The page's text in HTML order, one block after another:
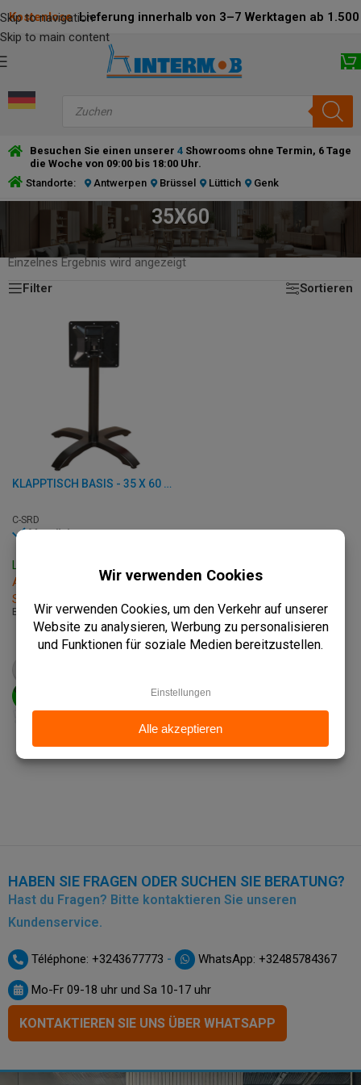
Skip to navigation
Skip to main content
Kostenlose Lieferung innerhalb von 3–7 Werktagen ab
Besuchen Sie einen unserer 4 Showrooms ohne Termin, 6 Tage
die Woche von 09:00 bis 18:00 Uhr.
Standorte:
Antwerpen Brüssel Lüttich Genk
35X60
STARTSEITE /PRODUCT ABMESSUNGEN BODENPLATTE (CM) / 35X60
Einzelnes Ergebnis wird angezeigt
Filter
Sortieren
KLAPPTISCH BASIS - 35 X 60 X H 72 CM - ALUMINIUM
C-SRD
Vorrätig
Lieferzeit: 3 - 7 Werktage
Abholung innerhalb von 2
Stunden
B: 35 x T: 60 x H: 72 cm
ab€ 73,75€58,95
IN DEN WARENKORB
HABEN SIE FRAGEN ODER SUCHEN SIE BERATUNG?
Hast du Fragen? Bitte kontaktieren Sie unseren
Kundenservice.
Téléphone: +3243677773 - WhatsApp: +32485784367
Mo-Fr 09-18 uhr und Sa 10-17 uhr
KONTAKTIEREN SIE UNS ÜBER WHATSAPP